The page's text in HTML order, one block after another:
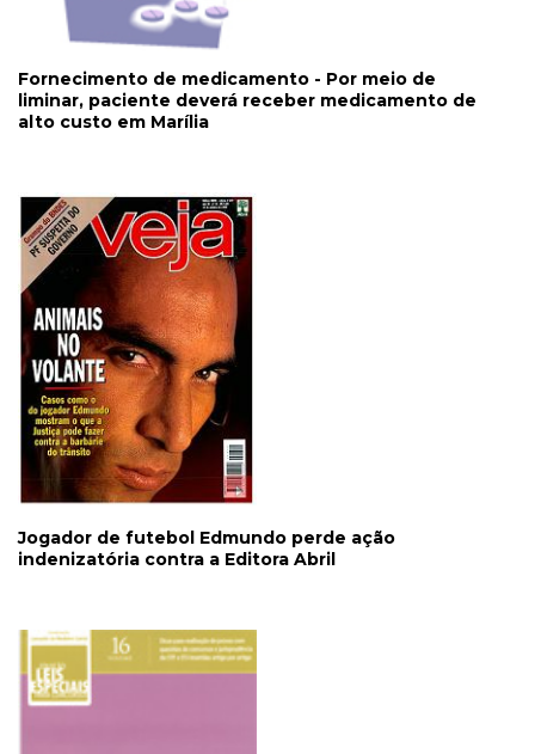
Fornecimento de medicamento - Por meio de
liminar, paciente deverá receber medicamento de
alto custo em Marília
Jogador de futebol Edmundo perde ação
indenizatória contra a Editora Abril